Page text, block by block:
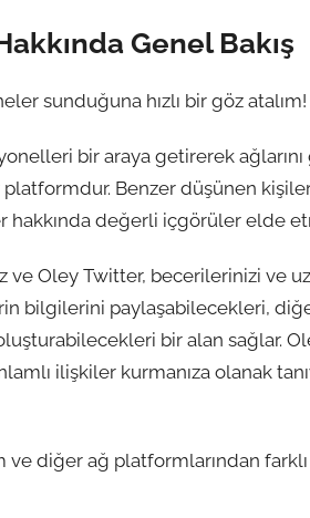
Genel Bakış
sunduğuna hızlı bir göz atalım!
bir araya getirerek
Benzer düşünen
değerli içgörüler elde
Oley Twitter, becerilerinizi ve
bilgilerini paylaşabilecekleri,
bir alan sağlar.
ilişkiler kurmanıza olanak
diğer ağ platformlarından farklı